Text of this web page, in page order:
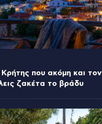
που ακόμη και τον
ζακέτα το βράδυ